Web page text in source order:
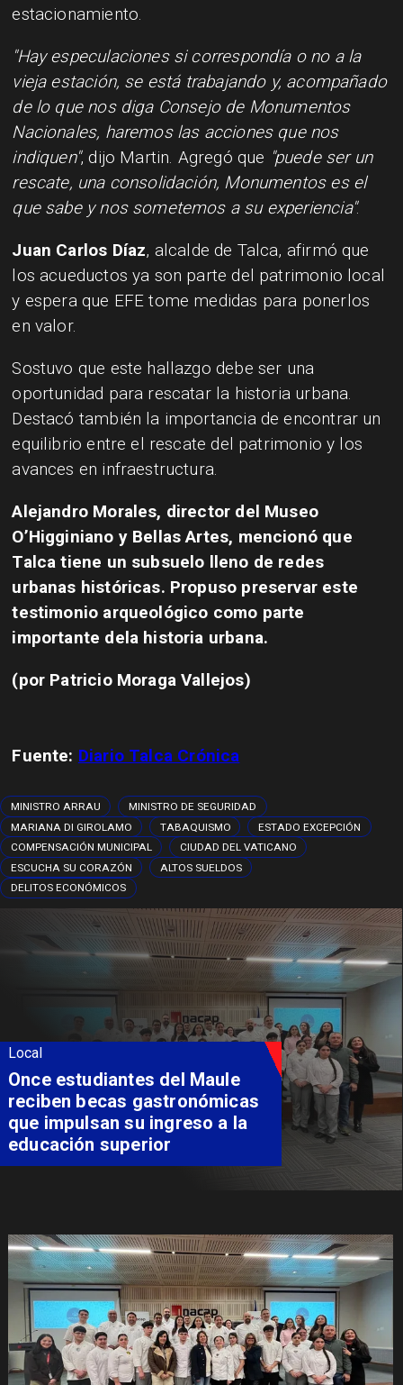
estacionamiento.
"Hay especulaciones si correspondía o no a la
vieja estación, se está trabajando y, acompañado
de lo que nos diga Consejo de Monumentos
Nacionales, haremos las acciones que nos
indiquen", dijo Martin. Agregó que "puede ser un
rescate, una consolidación, Monumentos es el
que sabe y nos sometemos a su experiencia".
Juan Carlos Díaz, alcalde de Talca, afirmó que
los acueductos ya son parte del patrimonio local
y espera que EFE tome medidas para ponerlos
en valor.
Sostuvo que este hallazgo debe ser una
oportunidad para rescatar la historia urbana.
Destacó también la importancia de encontrar un
equilibrio entre el rescate del patrimonio y los
avances en infraestructura.
Alejandro Morales, director del Museo
O’Higginiano y Bellas Artes, mencionó que
Talca tiene un subsuelo lleno de redes
urbanas históricas. Propuso preservar este
testimonio arqueológico como parte
importante dela historia urbana.
(por Patricio Moraga Vallejos)
Fuente: Diario Talca Crónica
MINISTRO ARRAU
MINISTRO DE SEGURIDAD
MARIANA DI GIROLAMO
TABAQUISMO
ESTADO EXCEPCIÓN
COMPENSACIÓN MUNICIPAL
CIUDAD DEL VATICANO
ESCUCHA SU CORAZÓN
ALTOS SUELDOS
DELITOS ECONÓMICOS
Local
Once estudiantes del Maule
reciben becas gastronómicas
que impulsan su ingreso a la
educación superior